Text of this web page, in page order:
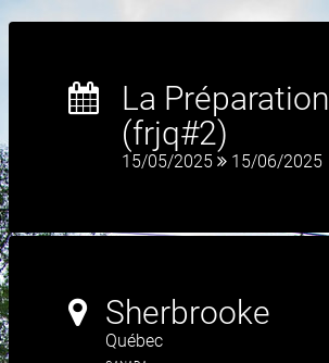
La Préparation
(frjq#2)
15/05/2025 15/06/2025
Sherbrooke
Québec